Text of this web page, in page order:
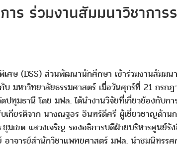
ร ร่วมงานสัมมนาวิชากา
(DSS) ส่วนพัฒนานักศึกษา เข้าร่วมงานสัมมนา
มหาวิทยาลัยธรรมศาสตร์ เมื่อวันศุกร์ที่ 21 กรก
ทุมธานี โดย มฟล. ได้นำงานวิจัยที่เกี่ยวข้องกับก
เกียรติจาก นางณฐอร อินทร์ดีศรี ผู้เชี่ยวชาญด้า
เขต แสวงเจริญ รองอธิการบดีฝ่ายบริหารศูนย์รั
าจารย์สำนักวิชาแพทยศาสตร์ มฟล. นำชมนิทรรศ